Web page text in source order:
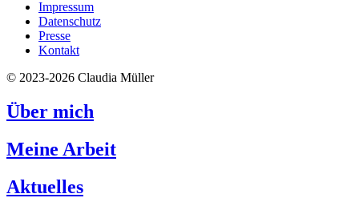
Impressum
Datenschutz
Presse
Kontakt
© 2023-2026 Claudia Müller
Über mich
Meine Arbeit
Aktuelles